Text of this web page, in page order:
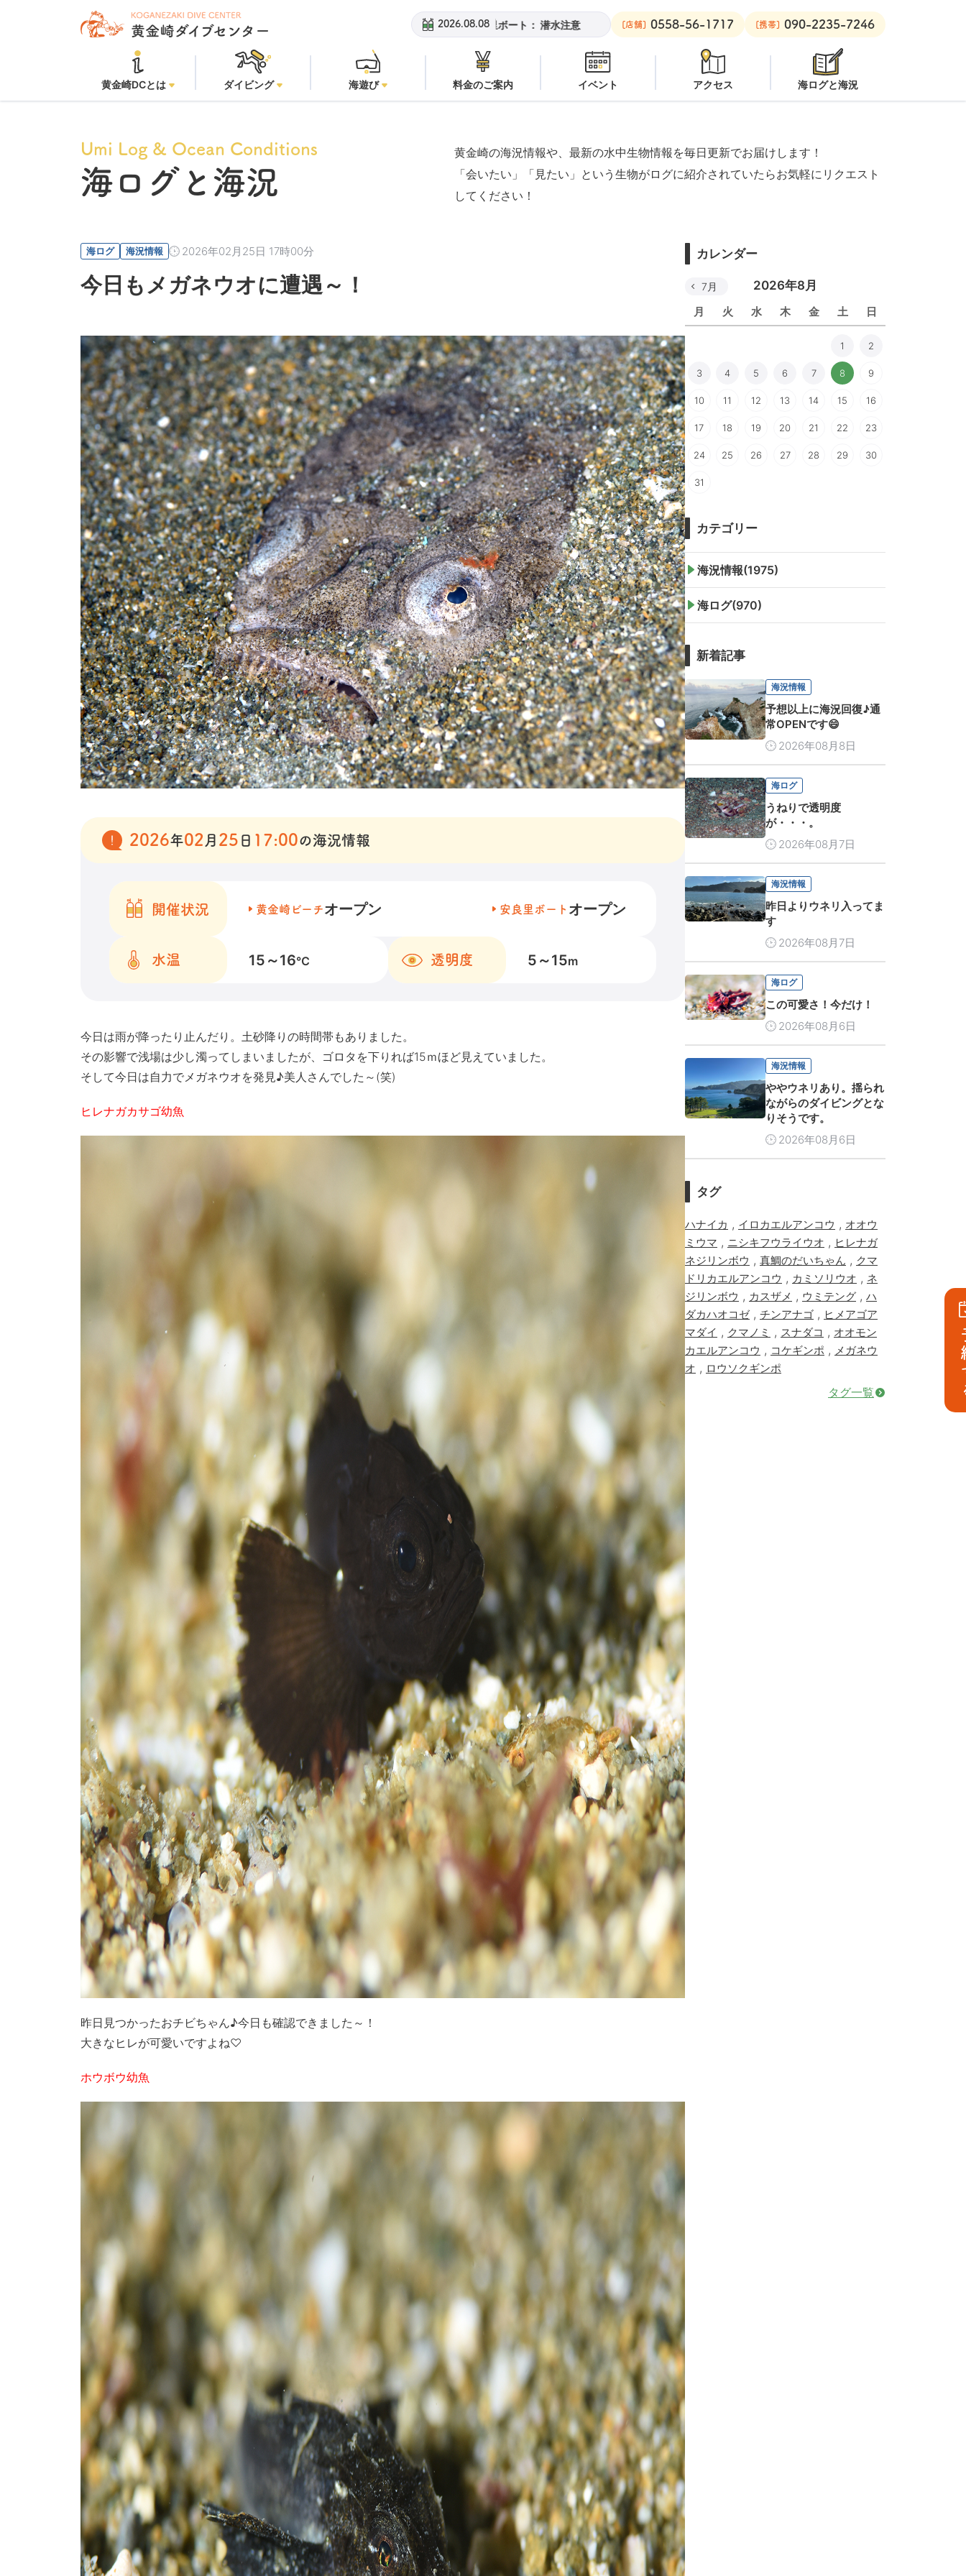
2026.08.08
安良里ボート：潜水注意 黄金崎ビーチ： オープン 安良里ボート：潜水注意
[店舗] 0558-56-1717 [携帯] 090-2235-7246
黄金崎DCとは ダイビング 海遊び 料金のご案内 イベント アクセス 海ログと海況
Umi Log & Ocean Conditions
海ログと海況
黄金崎の海況情報や、最新の水中生物情報を毎日更新でお届けします！
「会いたい」「見たい」という生物がログに紹介されていたらお気軽にリクエスト
してください！
海ログ 海況情報 2026年02月25日 17時00分
今日もメガネウオに遭遇～！
2026年02 月 25 日 17:00の海況情報
開催状況 黄金崎ビーチオープン 安良里ボート オープン
水温 15～16℃ 透明度 5～15m
今日は雨が降ったり止んだり。土砂降りの時間帯もありました。
その影響で浅場は少し濁ってしまいましたが、ゴロタを下りれば15ｍほど見えていました。
そして今日は自力でメガネウオを発見♪美人さんでした～(笑)
ヒレナガカサゴ幼魚
昨日見つかったおチビちゃん♪今日も確認できました～！
大きなヒレが可愛いですよね♡
ホウボウ幼魚
カレンダー
2026年8月
月 火 水 木 金 土 日
7月
1 2
3 4 5 6 7 8 9
10 11 12 13 14 15 16
17 18 19 20 21 22 23
24 25 26 27 28 29 30
31
カテゴリー
海況情報(1975)
海ログ(970)
新着記事
海況情報
予想以上に海況回復♪通
常OPENです😄
2026年08月8日
海ログ
うねりで透明度
が・・・。
2026年08月7日
海況情報
昨日よりウネリ入ってま
す
2026年08月7日
海ログ
この可愛さ！今だけ！
2026年08月6日
海況情報
ややウネリあり。揺られ
ながらのダイビングとな
りそうです。
2026年08月6日
タグ
ハナイカ , イロカエルアンコウ , オオウ
ミウマ , ニシキフウライウオ , ヒレナガ
ネジリンボウ , 真鯛のだいちゃん , クマ
ドリカエルアンコウ , カミソリウオ , ネ
ジリンボウ , カスザメ , ウミテング , ハ
ダカハオコゼ, チンアナゴ , ヒメアゴア
マダイ , クマノミ , スナダコ , オオモン
カエルアンコウ , コケギンポ , メガネウ
オ , ロウソクギンポ
タグ一覧